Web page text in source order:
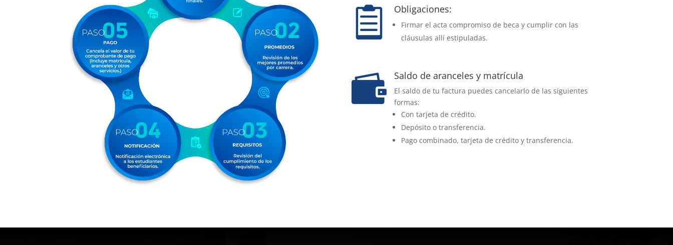
 Obligaciones:
Firmar el acta compromiso de beca y cumplir con las
cláusulas allí estipuladas.
 Saldo de aranceles y matrícula
El saldo de tu factura puedes cancelarlo de las siguientes
formas:
Con tarjeta de crédito.
Depósito o transferencia.
Pago combinado, tarjeta de crédito y transferencia.